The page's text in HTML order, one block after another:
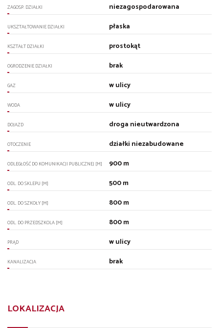
ZAGOSP. DZIAŁKI niezagospodarowana
UKSZTAŁTOWANIE DZIAŁKI płaska
KSZTAŁT DZIAŁKI prostokąt
OGRODZENIE DZIAŁKI brak
GAZ w ulicy
WODA w ulicy
DOJAZD droga nieutwardzona
OTOCZENIE działki niezabudowane
ODLEGŁOŚĆ DO KOMUNIKACJI PUBLICZNEJ [M] 900 m
ODL. DO SKLEPU [M] 500 m
ODL. DO SZKOŁY [M] 800 m
ODL. DO PRZEDSZKOLA [M] 800 m
PRĄD w ulicy
KANALIZACJA brak
LOKALIZACJA